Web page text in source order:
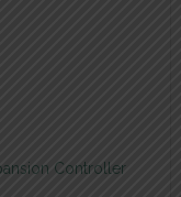
Controller